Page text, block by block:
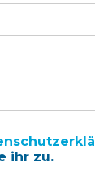
ihr zu.